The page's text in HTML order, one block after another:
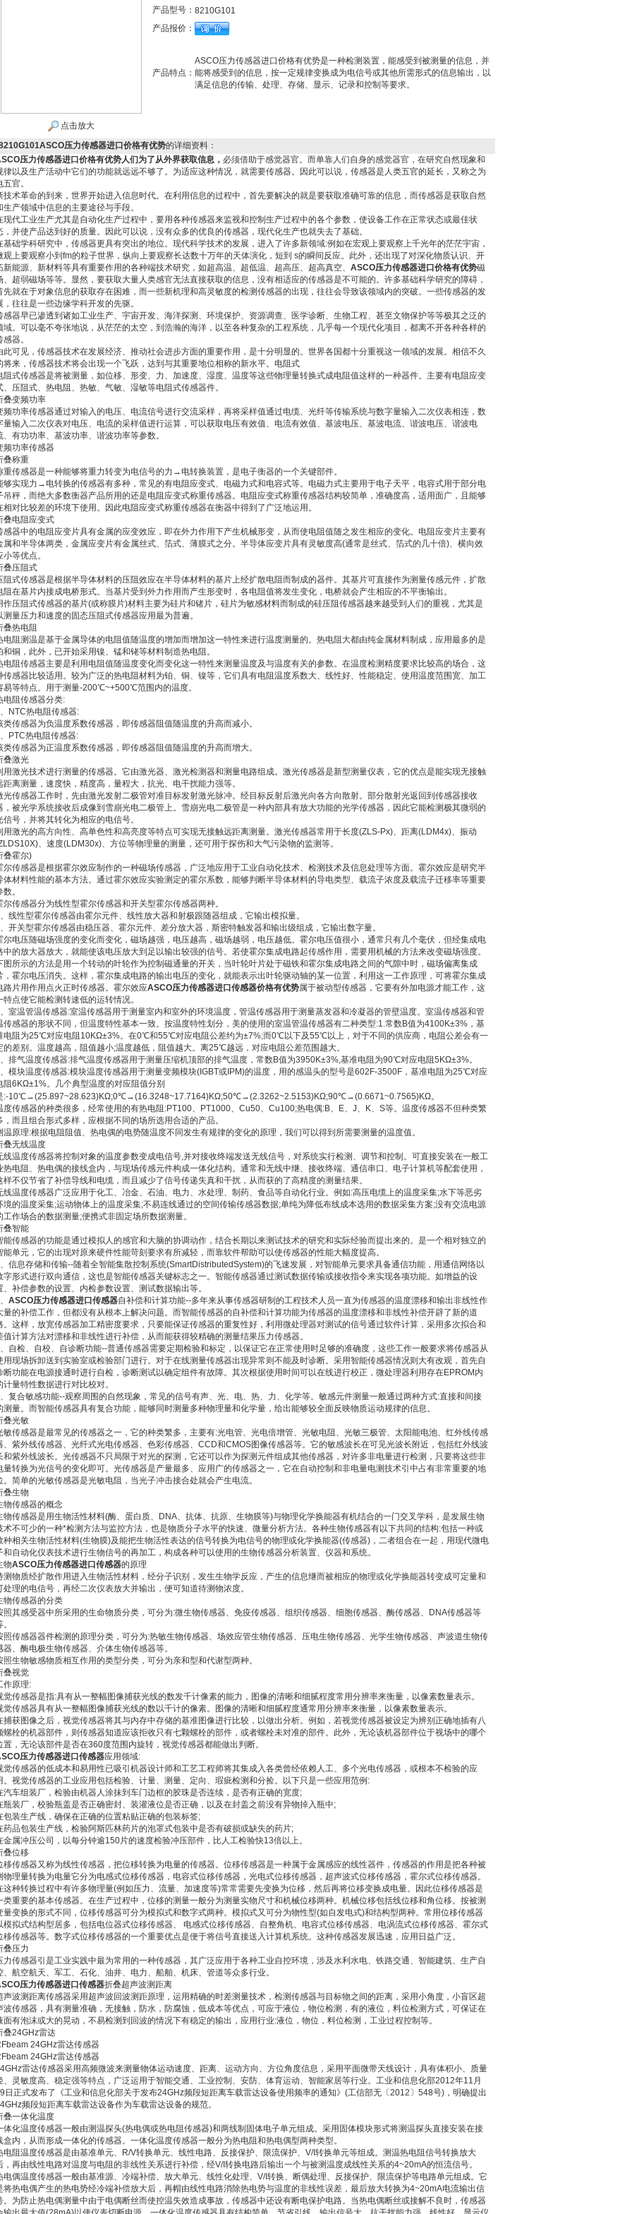
点击放大
产品型号： 8210G101
产品报价：
产品特点：
ASCO压力传感器进口价格有优势是一种检测装置，能感受到被测量的信息，并
能将感受到的信息，按一定规律变换成为电信号或其他所需形式的信息输出，以
满足信息的传输、处理、存储、显示、记录和控制等要求。
压力传感器进口价格有优势的详细资料：
压力传感器进口价格有优势人们为了从外界获取信息， 必须借助于感觉器官。而单靠人们自身的感觉器官，在研究自然现象和
律以及生产活动中它们的功能就远远不够了。为适应这种情况，就需要传感器。因此可以说，传感器是人类五官的延长，又称之为
五官。
技术革命的到来，世界开始进入信息时代。在利用信息的过程中，首先要解决的就是要获取准确可靠的信息，而传感器是获取自然
生产领域中信息的主要途径与手段。
现代工业生产尤其是自动化生产过程中，要用各种传感器来监视和控制生产过程中的各个参数，使设备工作在正常状态或最佳状
，并使产品达到好的质量。因此可以说，没有众多的优良的传感器，现代化生产也就失去了基础。
基础学科研究中，传感器更具有突出的地位。现代科学技术的发展，进入了许多新领域:例如在宏观上要观察上千光年的茫茫宇宙，
观上要观察小到fm的粒子世界，纵向上要观察长达数十万年的天体演化，短到 s的瞬间反应。此外，还出现了对深化物质认识、开
新能源、新材料等具有重要作用的各种端技术研究，如超高温、超低温、超高压、超高真空、 ASCO压力传感器进口价格有优势磁
、超弱磁场等等。显然，要获取大量人类感官无法直接获取的信息，没有相适应的传感器是不可能的。许多基础科学研究的障碍，
先就在于对象信息的获取存在困难，而一些新机理和高灵敏度的检测传感器的出现，往往会导致该领域内的突破。一些传感器的发
，往往是一些边缘学科开发的先驱。
感器早已渗透到诸如工业生产、宇宙开发、海洋探测、环境保护、资源调查、医学诊断、生物工程、甚至文物保护等等极其之泛的
域。可以毫不夸张地说，从茫茫的太空，到浩瀚的海洋，以至各种复杂的工程系统，几乎每一个现代化项目，都离不开各种各样的
感器。
此可见，传感器技术在发展经济、推动社会进步方面的重要作用，是十分明显的。世界各国都十分重视这一领域的发展。相信不久
将来，传感器技术将会出现一个飞跃，达到与其重要地位相称的新水平。电阻式
阻式传感器是将被测量，如位移、形变、力、加速度、湿度、温度等这些物理量转换式成电阻值这样的一种器件。主要有电阻应变
、压阻式、热电阻、热敏、气敏、湿敏等电阻式传感器件。
叠变频功率
频功率传感器通过对输入的电压、电流信号进行交流采样，再将采样值通过电缆、光纤等传输系统与数字量输入二次仪表相连，数
量输入二次仪表对电压、电流的采样值进行运算，可以获取电压有效值、电流有效值、基波电压、基波电流、谐波电压、谐波电
、有功功率、基波功率、谐波功率等参数。
频功率传感器
叠称重
重传感器是一种能够将重力转变为电信号的力→电转换装置，是电子衡器的一个关键部件。
够实现力→电转换的传感器有多种，常见的有电阻应变式、电磁力式和电容式等。电磁力式主要用于电子天平，电容式用于部分电
吊秤，而绝大多数衡器产品所用的还是电阻应变式称重传感器。电阻应变式称重传感器结构较简单，准确度高，适用面广，且能够
相对比较差的环境下使用。因此电阻应变式称重传感器在衡器中得到了广泛地运用。
叠电阻应变式
感器中的电阻应变片具有金属的应变效应，即在外力作用下产生机械形变，从而使电阻值随之发生相应的变化。电阻应变片主要有
属和半导体两类，金属应变片有金属丝式、箔式、薄膜式之分。半导体应变片具有灵敏度高(通常是丝式、箔式的几十倍)、横向效
小等优点。
叠压阻式
阻式传感器是根据半导体材料的压阻效应在半导体材料的基片上经扩散电阻而制成的器件。其基片可直接作为测量传感元件，扩散
阻在基片内接成电桥形式。当基片受到外力作用而产生形变时，各电阻值将发生变化，电桥就会产生相应的不平衡输出。
作压阻式传感器的基片(或称膜片)材料主要为硅片和锗片，硅片为敏感材料而制成的硅压阻传感器越来越受到人们的重视，尤其是
测量压力和速度的固态压阻式传感器应用最为普遍。
叠热电阻
电阻测温是基于金属导体的电阻值随温度的增加而增加这一特性来进行温度测量的。热电阻大都由纯金属材料制成，应用最多的是
和铜，此外，已开始采用镍、锰和铑等材料制造热电阻。
电阻传感器主要是利用电阻值随温度变化而变化这一特性来测量温度及与温度有关的参数。在温度检测精度要求比较高的场合，这
传感器比较适用。较为广泛的热电阻材料为铂、铜、镍等，它们具有电阻温度系数大、线性好、性能稳定、使用温度范围宽、加工
易等特点。用于测量-200℃~+500℃范围内的温度。
电阻传感器分类:
NTC热电阻传感器:
类传感器为负温度系数传感器，即传感器阻值随温度的升高而减小。
PTC热电阻传感器:
类传感器为正温度系数传感器，即传感器阻值随温度的升高而增大。
叠激光
用激光技术进行测量的传感器。它由激光器、激光检测器和测量电路组成。激光传感器是新型测量仪表，它的优点是能实现无接触
距离测量，速度快，精度高，量程大，抗光、电干扰能力强等。
光传感器工作时，先由激光发射二极管对准目标发射激光脉冲。经目标反射后激光向各方向散射。部分散射光返回到传感器接收
，被光学系统接收后成像到雪崩光电二极管上。雪崩光电二极管是一种内部具有放大功能的光学传感器，因此它能检测极其微弱的
信号，并将其转化为相应的电信号。
用激光的高方向性、高单色性和高亮度等特点可实现无接触远距离测量。激光传感器常用于长度(ZLS-Px)、距离(LDM4x)、振动
、速度(LDM30x)、方位等物理量的测量，还可用于探伤和大气污染物的监测等。
叠霍尔)
尔传感器是根据霍尔效应制作的一种磁场传感器，广泛地应用于工业自动化技术、检测技术及信息处理等方面。霍尔效应是研究半
体材料性能的基本方法。通过霍尔效应实验测定的霍尔系数，能够判断半导体材料的导电类型、载流子浓度及载流子迁移率等重要
数。
尔传感器分为线性型霍尔传感器和开关型霍尔传感器两种。
线性型霍尔传感器由霍尔元件、线性放大器和射极跟随器组成，它输出模拟量。
开关型霍尔传感器由稳压器、霍尔元件、差分放大器，斯密特触发器和输出级组成，它输出数字量。
尔电压随磁场强度的变化而变化，磁场越强，电压越高，磁场越弱，电压越低。霍尔电压值很小，通常只有几个毫伏，但经集成电
中的放大器放大，就能使该电压放大到足以输出较强的信号。若使霍尔集成电路起传感作用，需要用机械的方法来改变磁场强度。
图所示的方法是用一个转动的叶轮作为控制磁通量的开关，当叶轮叶片处于磁铁和霍尔集成电路之间的气隙中时，磁场偏离集成
，霍尔电压消失。这样，霍尔集成电路的输出电压的变化，就能表示出叶轮驱动轴的某一位置，利用这一工作原理，可将霍尔集成
路片用作用点火正时传感器。霍尔效应ASCO压力传感器进口传感器价格有优势属于被动型传感器，它要有外加电源才能工作，这
特点使它能检测转速低的运转情况。
室温管温传感器:室温传感器用于测量室内和室外的环境温度，管温传感器用于测量蒸发器和冷凝器的管壁温度。室温传感器和管
传感器的形状不同，但温度特性基本一致。按温度特性划分，美的使用的室温管温传感器有二种类型:1.常数B值为4100K±3%，基
电阻为25℃对应电阻10KΩ±3%。在0℃和55℃对应电阻公差约为±7%;而0℃以下及55℃以上，对于不同的供应商，电阻公差会有一
的差别。温度越高，阻值越小;温度越低，阻值越大。离25℃越远，对应电阻公差范围越大。
排气温度传感器:排气温度传感器用于测量压缩机顶部的排气温度，常数B值为3950K±3%,基准电阻为90℃对应电阻5KΩ±3%。
模块温度传感器:模块温度传感器用于测量变频模块(IGBT或IPM)的温度，用的感温头的型号是602F-3500F，基准电阻为25℃对应
阻6KΩ±1%。几个典型温度的对应阻值分别
:-10℃→(25.897~28.623)KΩ;0℃→(16.3248~17.7164)KΩ;50℃→(2.3262~2.5153)KΩ;90℃→(0.6671~0.7565)KΩ。
度传感器的种类很多，经常使用的有热电阻:PT100、PT1000、Cu50、Cu100;热电偶:B、E、J、K、S等。温度传感器不但种类繁
，而且组合形式多样，应根据不同的场所选用合适的产品。
温原理:根据电阻阻值、热电偶的电势随温度不同发生有规律的变化的原理，我们可以得到所需要测量的温度值。
叠无线温度
线温度传感器将控制对象的温度参数变成电信号,并对接收终端发送无线信号，对系统实行检测、调节和控制。可直接安装在一般工
热电阻、热电偶的接线盒内，与现场传感元件构成一体化结构。通常和无线中继、接收终端、通信串口、电子计算机等配套使用，
样不仅节省了补偿导线和电缆，而且减少了信号传递失真和干扰，从而获的了高精度的测量结果。
线温度传感器广泛应用于化工、冶金、石油、电力、水处理、制药、食品等自动化行业。例如:高压电缆上的温度采集;水下等恶劣
境的温度采集;运动物体上的温度采集;不易连线通过的空间传输传感器数据;单纯为降低布线成本选用的数据采集方案;没有交流电源
工作场合的数据测量;便携式非固定场所数据测量。
叠智能
能传感器的功能是通过模拟人的感官和大脑的协调动作，结合长期以来测试技术的研究和实际经验而提出来的。是一个相对独立的
能单元，它的出现对原来硬件性能苛刻要求有所减轻，而靠软件帮助可以使传感器的性能大幅度提高。
信息存储和传输--随着全智能集散控制系统(SmartDistributedSystem)的飞速发展，对智能单元要求具备通信功能，用通信网络以
字形式进行双向通信，这也是智能传感器关键标志之一。智能传感器通过测试数据传输或接收指令来实现各项功能。如增益的设
、补偿参数的设置、内检参数设置、测试数据输出等。
ASCO压力传感器进口传感器自补偿和计算功能--多年来从事传感器研制的工程技术人员一直为传感器的温度漂移和输出非线性作
量的补偿工作，但都没有从根本上解决问题。而智能传感器的自补偿和计算功能为传感器的温度漂移和非线性补偿开辟了新的道
。这样，放宽传感器加工精密度要求，只要能保证传感器的重复性好，利用微处理器对测试的信号通过软件计算，采用多次拟合和
值计算方法对漂移和非线性进行补偿，从而能获得较精确的测量结果压力传感器。
自检、自校、自诊断功能--普通传感器需要定期检验和标定，以保证它在正常使用时足够的准确度，这些工作一般要求将传感器从
用现场拆卸送到实验室或检验部门进行。对于在线测量传感器出现异常则不能及时诊断。采用智能传感器情况则大有改观，首先自
断功能在电源接通时进行自检，诊断测试以确定组件有故障。其次根据使用时间可以在线进行校正，微处理器利用存在EPROM内
计量特性数据进行对比校对。
复合敏感功能--观察周围的自然现象，常见的信号有声、光、电、热、力、化学等。敏感元件测量一般通过两种方式:直接和间接
测量。而智能传感器具有复合功能，能够同时测量多种物理量和化学量，给出能够较全面反映物质运动规律的信息。
叠光敏
敏传感器是最常见的传感器之一，它的种类繁多，主要有:光电管、光电倍增管、光敏电阻、光敏三极管、太阳能电池、红外线传感
、紫外线传感器、光纤式光电传感器、色彩传感器、CCD和CMOS图像传感器等。它的敏感波长在可见光波长附近，包括红外线波
和紫外线波长。光传感器不只局限于对光的探测，它还可以作为探测元件组成其他传感器，对许多非电量进行检测，只要将这些非
量转换为光信号的变化即可。光传感器是产量最多、应用广的传感器之一，它在自动控制和非电量电测技术引中占有非常重要的地
。简单的光敏传感器是光敏电阻，当光子冲击接合处就会产生电流。
叠生物
物传感器的概念
物传感器是用生物活性材料(酶、蛋白质、DNA、抗体、抗原、生物膜等)与物理化学换能器有机结合的一门交叉学科，是发展生物
术不可少的一种*检测方法与监控方法，也是物质分子水平的快速、微量分析方法。各种生物传感器有以下共同的结构:包括一种或
种相关生物活性材料(生物膜)及能把生物活性表达的信号转换为电信号的物理或化学换能器(传感器)，二者组合在一起，用现代微电
和自动化仪表技术进行生物信号的再加工，构成各种可以使用的生物传感器分析装置、仪器和系统。
物ASCO压力传感器进口传感器的原理
测物质经扩散作用进入生物活性材料，经分子识别，发生生物学反应，产生的信息继而被相应的物理或化学换能器转变成可定量和
处理的电信号，再经二次仪表放大并输出，便可知道待测物浓度。
物传感器的分类
照其感受器中所采用的生命物质分类，可分为:微生物传感器、免疫传感器、组织传感器、细胞传感器、酶传感器、DNA传感器等
照传感器器件检测的原理分类，可分为:热敏生物传感器、场效应管生物传感器、压电生物传感器、光学生物传感器、声波道生物传
器、酶电极生物传感器、介体生物传感器等。
照生物敏感物质相互作用的类型分类，可分为亲和型和代谢型两种。
叠视觉
作原理:
觉传感器是指:具有从一整幅图像捕获光线的数发千计像素的能力，图像的清晰和细腻程度常用分辨率来衡量，以像素数量表示。
觉传感器具有从一整幅图像捕获光线的数以千计的像素。图像的清晰和细腻程度通常用分辨率来衡量，以像素数量表示。
捕获图像之后，视觉传感器将其与内存中存储的基准图像进行比较，以做出分析。例如，若视觉传感器被设定为辨别正确地插有八
螺栓的机器部件，则传感器知道应该拒收只有七颗螺栓的部件，或者螺栓未对准的部件。此外，无论该机器部件位于视场中的哪个
置，无论该部件是否在360度范围内旋转，视觉传感器都能做出判断。
压力传感器进口传感器应用领域:
觉传感器的低成本和易用性已吸引机器设计师和工艺工程师将其集成入各类曾经依赖人工、多个光电传感器，或根本不检验的应
。视觉传感器的工业应用包括检验、计量、测量、定向、瑕疵检测和分捡。以下只是一些应用范例:
汽车组装厂，检验由机器人涂抹到车门边框的胶珠是否连续，是否有正确的宽度;
瓶装厂，校验瓶盖是否正确密封、装灌液位是否正确，以及在封盖之前没有异物掉入瓶中;
包装生产线，确保在正确的位置粘贴正确的包装标签;
药品包装生产线，检验阿斯匹林药片的泡罩式包装中是否有破损或缺失的药片;
金属冲压公司，以每分钟逾150片的速度检验冲压部件，比人工检验快13倍以上。
叠位移
移传感器又称为线性传感器，把位移转换为电量的传感器。位移传感器是一种属于金属感应的线性器件，传感器的作用是把各种被
物理量转换为电量它分为电感式位移传感器，电容式位移传感器，光电式位移传感器，超声波式位移传感器，霍尔式位移传感器。
这种转换过程中有许多物理量(例如压力、流量、加速度等)常常需要先变换为位移，然后再将位移变换成电量。因此位移传感器是
类重要的基本传感器。在生产过程中，位移的测量一般分为测量实物尺寸和机械位移两种。机械位移包括线位移和角位移。按被测
量变换的形式不同，位移传感器可分为模拟式和数字式两种。模拟式又可分为物性型(如自发电式)和结构型两种。常用位移传感器
模拟式结构型居多，包括电位器式位移传感器、 电感式位移传感器、自整角机、电容式位移传感器、电涡流式位移传感器、霍尔式
移传感器等。数字式位移传感器的一个重要优点是便于将信号直接送入计算机系统。这种传感器发展迅速，应用日益广泛。
叠压力
力传感器引是工业实践中最为常用的一种传感器，其广泛应用于各种工业自控环境，涉及水利水电、铁路交通、智能建筑、生产自
、航空航天、军工、石化、油井、电力、船舶、机床、管道等众多行业。
压力传感器进口传感器折叠超声波测距离
声波测距离传感器采用超声波回波测距原理，运用精确的时差测量技术，检测传感器与目标物之间的距离，采用小角度，小盲区超
波传感器，具有测量准确，无接触，防水，防腐蚀，低成本等优点，可应于液位，物位检测，有的液位，料位检测方式，可保证在
面有泡沫或大的晃动，不易检测到回波的情况下有稳定的输出，应用行业:液位，物位，料位检测，工业过程控制等。
叠24GHz雷达
24GHz雷达传感器
24GHz雷达传感器
雷达传感器采用高频微波来测量物体运动速度、距离、运动方向、方位角度信息，采用平面微带天线设计，具有体积小、质量
、灵敏度高、稳定强等特点，广泛运用于智能交通、工业控制、安防、体育运动、智能家居等行业。工业和信息化部2012年11月
日正式发布了《工业和信息化部关于发布24GHz频段短距离车载雷达设备使用频率的通知》(工信部无〔2012〕548号)，明确提出
频段短距离车载雷达设备作为车载雷达设备的规范。
叠一体化温度
体化温度传感器一般由测温探头(热电偶或热电阻传感器)和两线制固体电子单元组成。采用固体模块形式将测温探头直接安装在接
盒内，从而形成一体化的传感器。一体化温度传感器一般分为热电阻和热电偶型两种类型。
电阻温度传感器是由基准单元、R/V转换单元、线性电路、反接保护、限流保护、V/I转换单元等组成。测温热电阻信号转换放大
，再由线性电路对温度与电阻的非线性关系进行补偿，经V/I转换电路后输出一个与被测温度成线性关系的4~20mA的恒流信号。
电偶温度传感器一般由基准源、冷端补偿、放大单元、线性化处理、V/I转换、断偶处理、反接保护、限流保护等电路单元组成。它
将热电偶产生的热电势经冷端补偿放大后，再帽由线性电路消除热电势与温度的非线性误差，最后放大转换为4~20mA电流输出信
。为防止热电偶测量中由于电偶断丝而使控温失效造成事故，传感器中还设有断电保护电路。当热电偶断丝或接解不良时，传感器